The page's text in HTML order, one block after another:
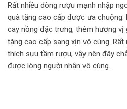
Rất nhiều dòng rượu mạnh nhập
quà tặng cao cấp được ưa chuộng.
cay nồng đặc trưng, thêm hương vị
tặng cao cấp sang xịn vô cùng.
thích sưu tầm rượu, vậy nên đây
được lòng người nhận vô cùng.